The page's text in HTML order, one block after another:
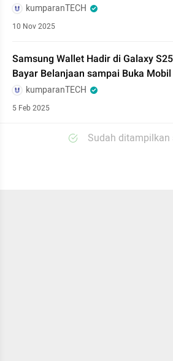
kumparanTECH
10 Nov 2025
Samsung Wallet Hadir di Galaxy
Bayar Belanjaan sampai Buka Mobil
kumparanTECH
5 Feb 2025
Sudah ditampilkan